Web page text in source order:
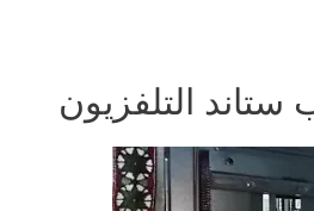
ستاند التلفزيون